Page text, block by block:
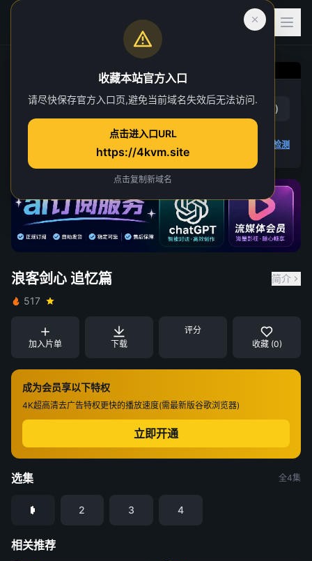
浪客剑心 追忆篇
第 1 集
赞 ( 1) 踩 )
播放检测
浪客剑心 追忆篇
简介
517
加入片单 下载
评分
收藏 (0)
成为会员享以下特权
4K超高清去广告特权更快的播放速度(需最新版谷歌浏览器)
立即开通
选集 全4集
2 3 4
相关推荐
凡人修仙传
收藏本站官方入口
请尽快保存官方入口页,避免当前域名失效后无法访问.
点击进入口URL
https://4kvm.site
点击复制新域名